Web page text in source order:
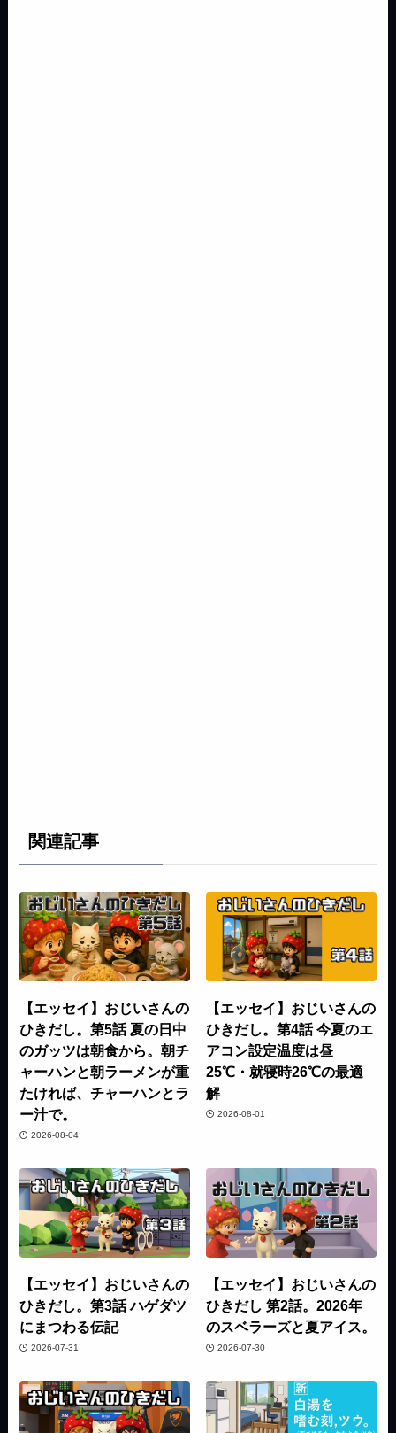
関連記事
【エッセイ】おじいさんの
ひきだし。第5話 夏の日中
のガッツは朝食から。朝チ
ャーハンと朝ラーメンが重
たければ、チャーハンとラ
ー汁で。
2026-08-04
【エッセイ】おじいさんの
ひきだし。第4話 今夏のエ
アコン設定温度は昼
25℃・就寝時26℃の最適
解
2026-08-01
【エッセイ】おじいさんの
ひきだし。第3話 ハゲダツ
にまつわる伝記
2026-07-31
【エッセイ】おじいさんの
ひきだし 第2話。2026年
のスベラーズと夏アイス。
2026-07-30